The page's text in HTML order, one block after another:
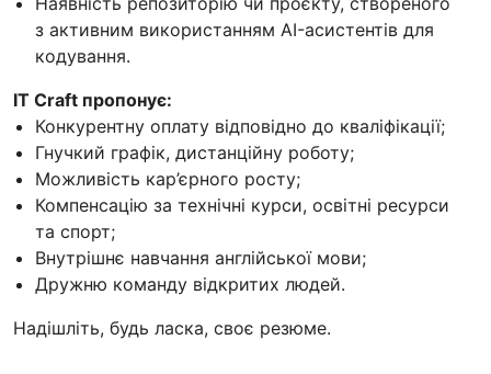
з активним використанням AI-асистентів для
кодування.
IT Craft пропонує:
Конкурентну оплату відповідно до кваліфікації;
Гнучкий графік, дистанційну роботу;
Можливість кар’єрного росту;
Компенсацію за технічні курси, освітні ресурси
та спорт;
Внутрішнє навчання англійської мови;
Дружню команду відкритих людей.
Надішліть, будь ласка, своє резюме.